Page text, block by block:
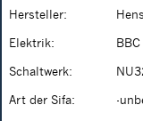
Hersteller:
Elektrik: BBC
Schaltwerk:
Art der Sifa: -